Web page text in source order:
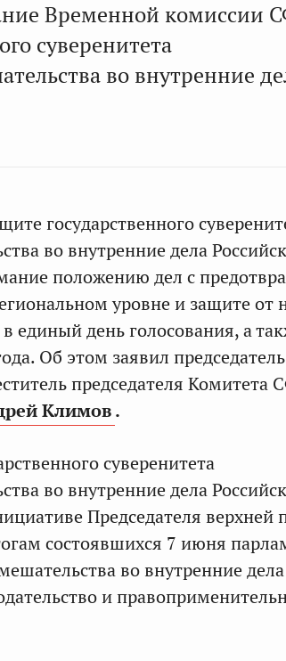
Временной комиссии
суверенитета
во внутренние
государственного
во внутренние дела
положению дел с
уровне и защите от
единый день голосования, а
Об этом заявил председатель
председателя Комитета
Климов.
суверенитета
во внутренние дела
Председателя верхней
состоявшихся 7 июня
во внутренние дела
и